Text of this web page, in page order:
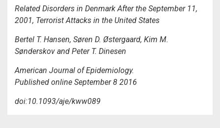
Related Disorders in Denmark After the September 11,
2001, Terrorist Attacks in the United States
Bertel T. Hansen, Søren D. Østergaard, Kim M.
Sønderskov and Peter T. Dinesen
American Journal of Epidemiology.
Published online September 8 2016
doi:10.1093/aje/kww089